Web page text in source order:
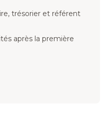
trésorier et référent
après la première